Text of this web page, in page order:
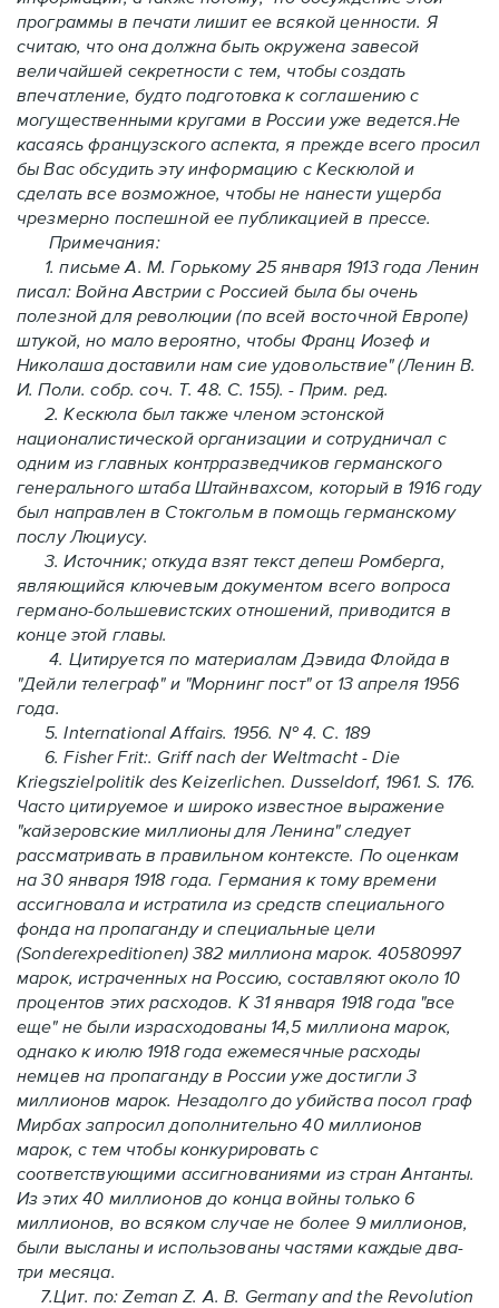
программы в печати лишит ее всякой ценности. Я
считаю, что она должна быть окружена завесой
величайшей секретности с тем, чтобы создать
впечатление, будто подготовка к соглашению с
могущественными кругами в России уже ведется.Не
касаясь французского аспекта, я прежде всего просил
бы Вас обсудить эту информацию с Кескюлой и
сделать все возможное, чтобы не нанести ущерба
чрезмерно поспешной ее публикацией в прессе.
Примечания:
1. письме А. М. Горькому 25 января 1913 года Ленин
писал: Война Австрии с Россией была бы очень
полезной для революции (по всей восточной Европе)
штукой, но мало вероятно, чтобы Франц Иозеф и
Николаша доставили нам сие удовольствие" (Ленин В.
И. Поли. собр. соч. Т. 48. С. 155). - Прим. ред.
2. Кескюла был также членом эстонской
националистической организации и сотрудничал с
одним из главных контрразведчиков германского
генерального штаба Штайнвахсом, который в 1916 году
был направлен в Стокгольм в помощь германскому
послу Люциусу.
3. Источник; откуда взят текст депеш Ромберга,
являющийся ключевым документом всего вопроса
германо-большевистских отношений, приводится в
конце этой главы.
4. Цитируется по материалам Дэвида Флойда в
"Дейли телеграф" и "Морнинг пост" от 13 апреля 1956
года.
5. International Affairs. 1956. № 4. С. 189
6. Fisher Frit:. Griff nach der Weltmacht - Die
Kriegszielpolitik des Keizerlichen. Dusseldorf, 1961. S. 176.
Часто цитируемое и широко известное выражение
"кайзеровские миллионы для Ленина" следует
рассматривать в правильном контексте. По оценкам
на 30 января 1918 года. Германия к тому времени
ассигновала и истратила из средств специального
фонда на пропаганду и специальные цели
(Sonderexpeditionen) 382 миллиона марок. 40580997
марок, истраченных на Россию, составляют около 10
процентов этих расходов. К 31 января 1918 года "все
еще" не были израсходованы 14,5 миллиона марок,
однако к июлю 1918 года ежемесячные расходы
немцев на пропаганду в России уже достигли 3
миллионов марок. Незадолго до убийства посол граф
Мирбах запросил дополнительно 40 миллионов
марок, с тем чтобы конкурировать с
соответствующими ассигнованиями из стран Антанты.
Из этих 40 миллионов до конца войны только 6
миллионов, во всяком случае не более 9 миллионов,
были высланы и использованы частями каждые два-
три месяца.
7.Цит. по: Zeman Z. А. В. Germany and the Revolution